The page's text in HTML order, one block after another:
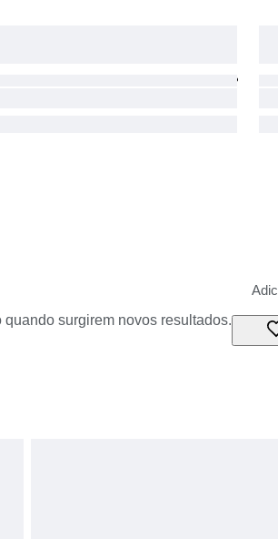
surgirem novos resultados.